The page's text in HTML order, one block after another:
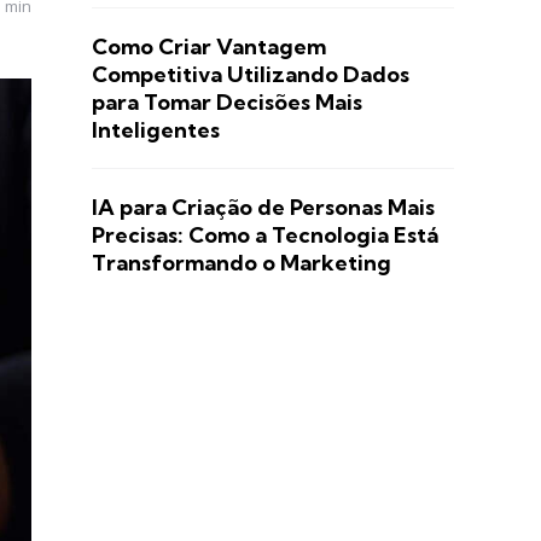
min
Como Criar Vantagem
Competitiva Utilizando Dados
para Tomar Decisões Mais
Inteligentes
IA para Criação de Personas Mais
Precisas: Como a Tecnologia Está
Transformando o Marketing